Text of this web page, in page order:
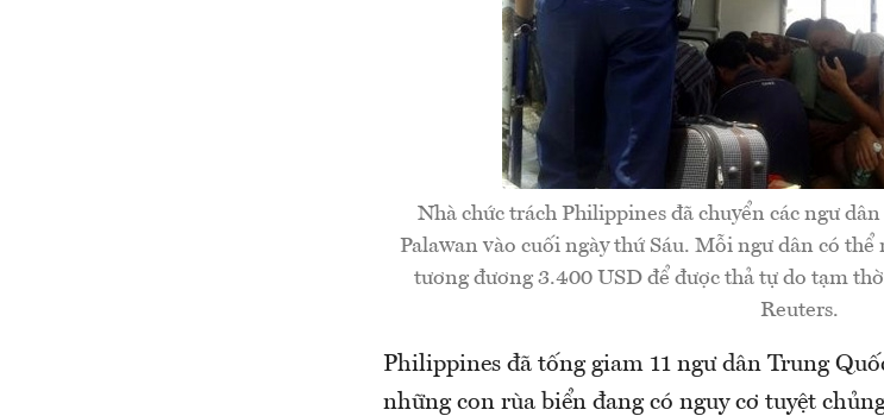
Nhà chức trách Philippines đã chuyển các ngư
Palawan vào cuối ngày thứ Sáu. Mỗi ngư dân có thể
tương đương 3.400 USD để được thả tự do tạm
Reuters.
Philippines đã tống giam 11 ngư dân Trung
những con rùa biển đang có nguy cơ tuyệt